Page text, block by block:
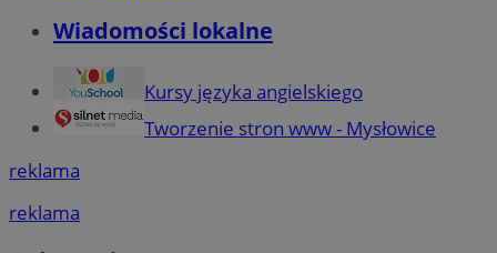
Wiadomości lokalne
Kursy języka angielskiego
Tworzenie stron www - Mysłowice
reklama
reklama